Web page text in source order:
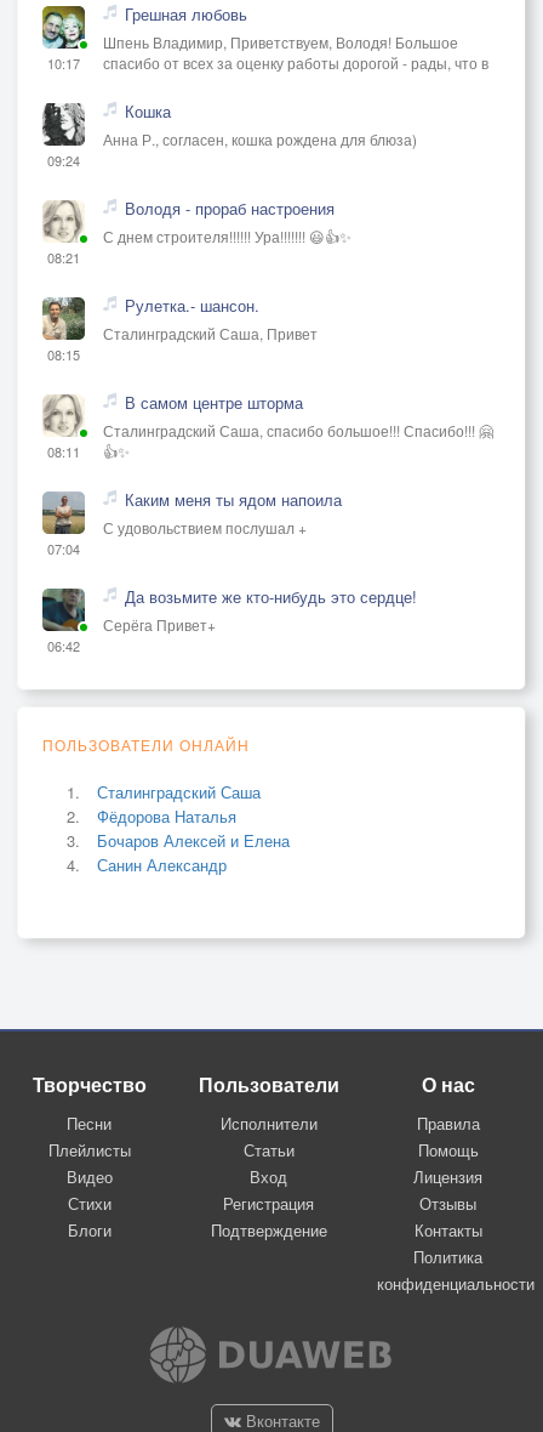
10:17
Грешная любовь
Шпень Владимир, Приветствуем, Володя! Большое
спасибо от всех за оценку работы дорогой - рады, что в
09:24
Кошка
Анна Р., согласен, кошка рождена для блюза)
08:21
Володя - прораб настроения
С днем строителя!!!!!! Ура!!!!!!! 😃👍✨
08:15
Рулетка.- шансон.
Сталинградский Саша, Привет
08:11
В самом центре шторма
Сталинградский Саша, спасибо большое!!! Спасибо!!! 🤗
👍✨
07:04
Каким меня ты ядом напоила
С удовольствием послушал +
06:42
Да возьмите же кто-нибудь это сердце!
Серёга Привет+
ПОЛЬЗОВАТЕЛИ ОНЛАЙН
Сталинградский Саша
Фёдорова Наталья
Бочаров Алексей и Елена
Санин Александр
Творчество
Песни
Плейлисты
Видео
Стихи
Блоги
Пользователи
Исполнители
Статьи
Вход
Регистрация
Подтверждение
О нас
Правила
Помощь
Лицензия
Отзывы
Контакты
Политика
конфиденциальности
Вконтакте